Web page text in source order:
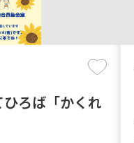
ろば「かくれ